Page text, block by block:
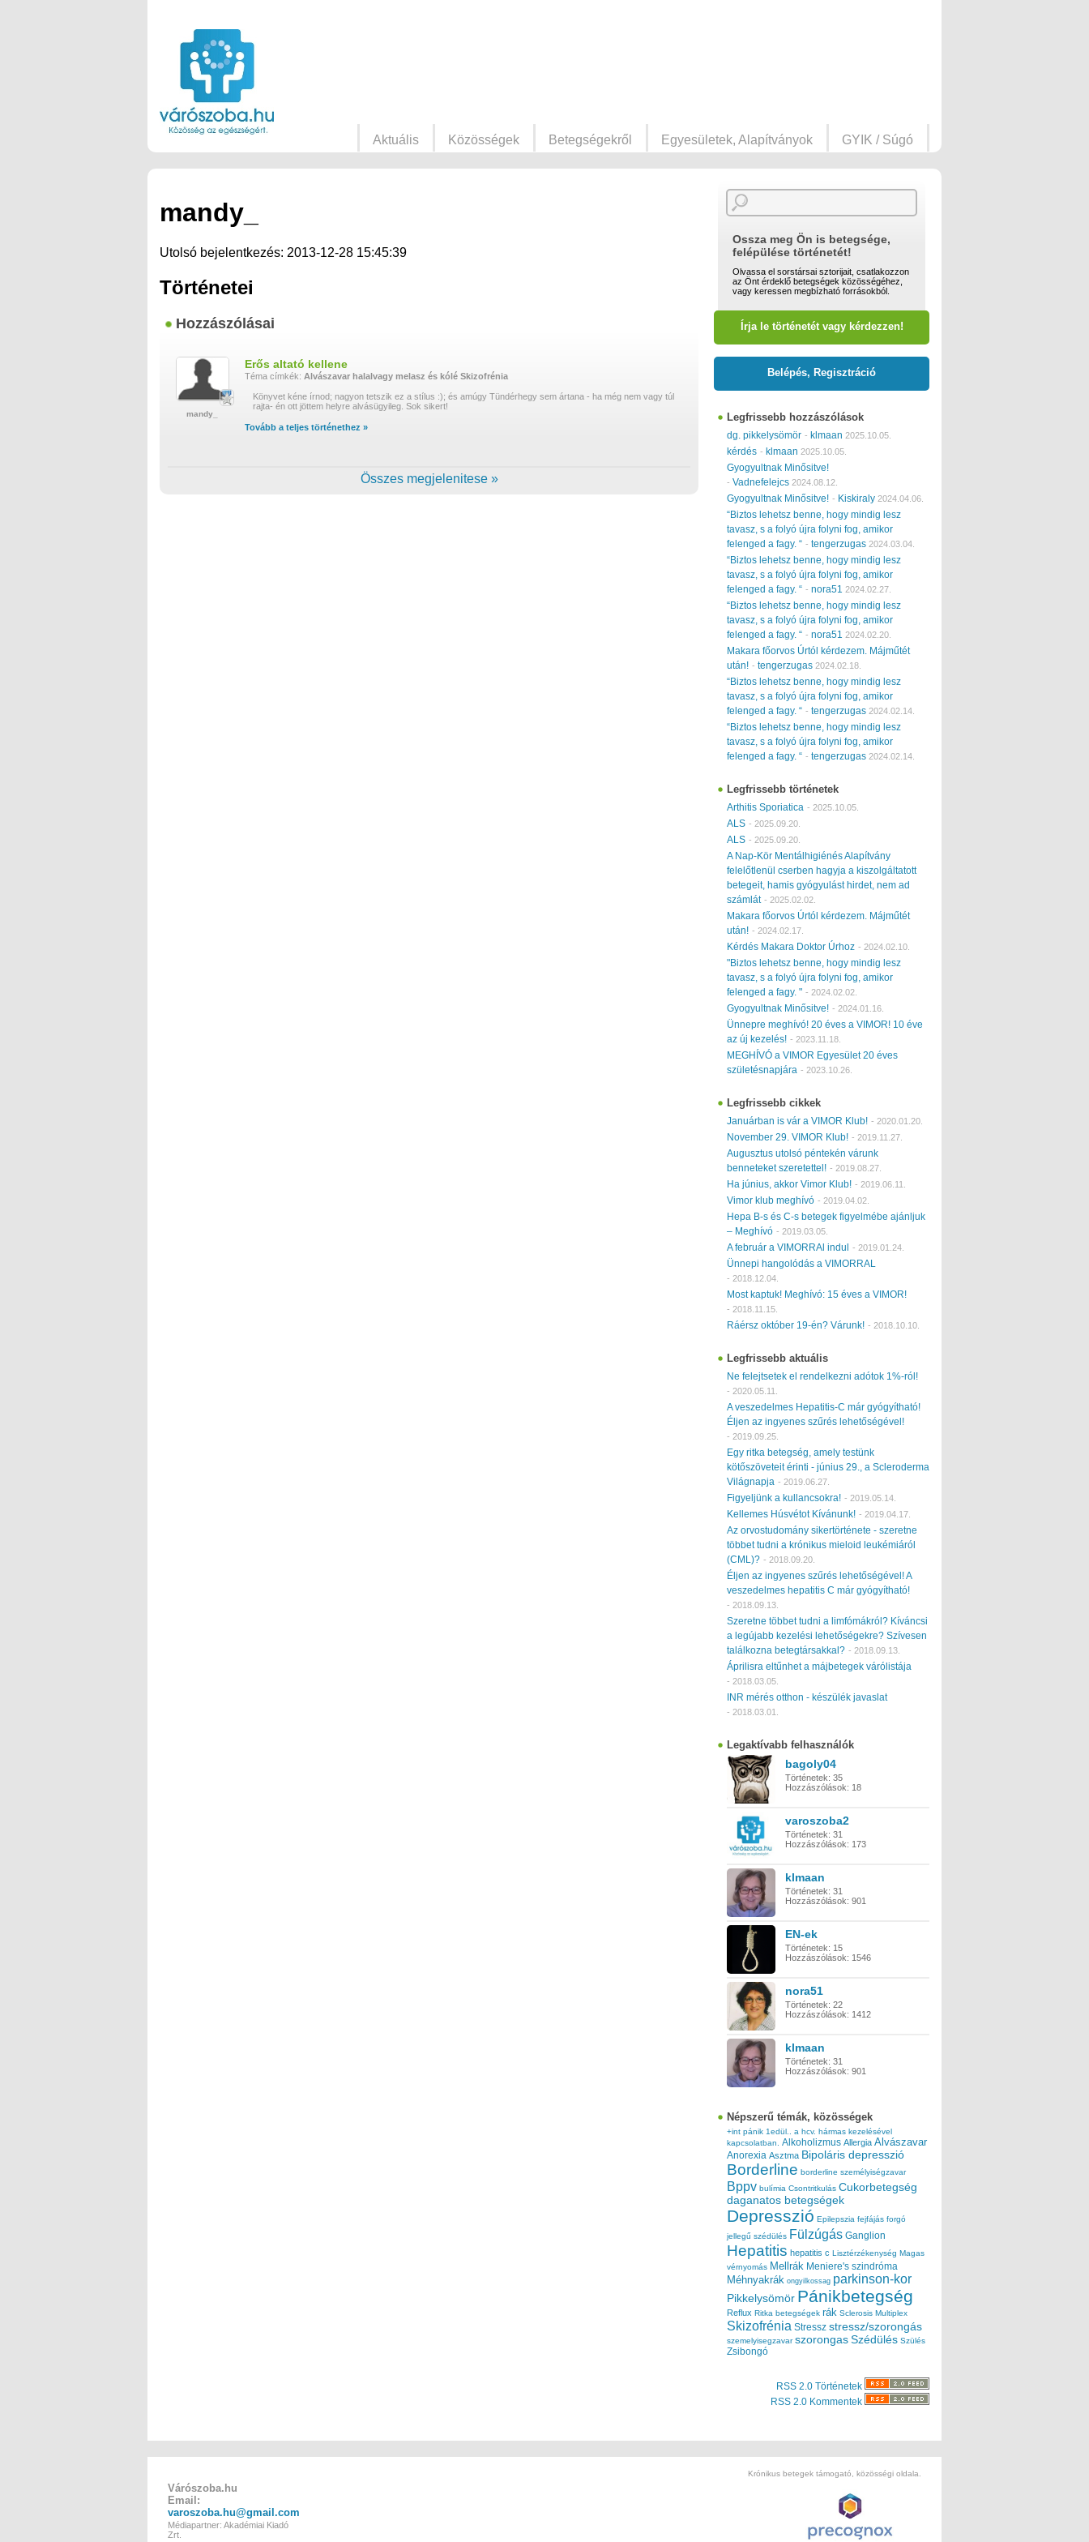
Aktuális Közösségek Betegségekről Egyesületek, Alapítványok GYIK / Súgó
mandy_
Utolsó bejelentkezés: 2013-12-28 15:45:39
Történetei
Hozzászólásai
mandy_
Erős altató kellene
Téma címkék: Alvászavar halalvagy melasz és kólé Skizofrénia
Könyvet kéne írnod; nagyon tetszik ez a stílus :); és amúgy Tündérhegy sem ártana - ha még nem vagy túl
rajta- én ott jöttem helyre alvásügyileg. Sok sikert!
Tovább a teljes történethez »
Összes megjelenitese »
Ossza meg Ön is betegsége,
felépülése történetét!
Olvassa el sorstársai sztorijait, csatlakozzon
az Önt érdeklő betegségek közösségéhez,
vagy keressen megbízható forrásokból.
Írja le történetét vagy kérdezzen!
Belépés, Regisztráció
Legfrissebb hozzászólások
dg. pikkelysömör - klmaan 2025.10.05.
kérdés - klmaan 2025.10.05.
Gyogyultnak Minősitve!
- Vadnefelejcs 2024.08.12.
Gyogyultnak Minősitve! - Kiskiraly 2024.04.06.
“Biztos lehetsz benne, hogy mindig lesz
tavasz, s a folyó újra folyni fog, amikor
felenged a fagy. “ - tengerzugas 2024.03.04.
“Biztos lehetsz benne, hogy mindig lesz
tavasz, s a folyó újra folyni fog, amikor
felenged a fagy. “ - nora51 2024.02.27.
“Biztos lehetsz benne, hogy mindig lesz
tavasz, s a folyó újra folyni fog, amikor
felenged a fagy. “ - nora51 2024.02.20.
Makara főorvos Úrtól kérdezem. Májműtét
után! - tengerzugas 2024.02.18.
“Biztos lehetsz benne, hogy mindig lesz
tavasz, s a folyó újra folyni fog, amikor
felenged a fagy. “ - tengerzugas 2024.02.14.
“Biztos lehetsz benne, hogy mindig lesz
tavasz, s a folyó újra folyni fog, amikor
felenged a fagy. “ - tengerzugas 2024.02.14.
Legfrissebb történetek
Arthitis Sporiatica - 2025.10.05.
ALS - 2025.09.20.
ALS - 2025.09.20.
A Nap-Kör Mentálhigiénés Alapítvány
felelőtlenül cserben hagyja a kiszolgáltatott
betegeit, hamis gyógyulást hirdet, nem ad
számlát - 2025.02.02.
Makara főorvos Úrtól kérdezem. Májműtét
után! - 2024.02.17.
Kérdés Makara Doktor Úrhoz - 2024.02.10.
"Biztos lehetsz benne, hogy mindig lesz
tavasz, s a folyó újra folyni fog, amikor
felenged a fagy. " - 2024.02.02.
Gyogyultnak Minősitve! - 2024.01.16.
Ünnepre meghívó! 20 éves a VIMOR! 10 éve
az új kezelés! - 2023.11.18.
MEGHÍVÓ a VIMOR Egyesület 20 éves
születésnapjára - 2023.10.26.
Legfrissebb cikkek
Januárban is vár a VIMOR Klub! - 2020.01.20.
November 29. VIMOR Klub! - 2019.11.27.
Augusztus utolsó péntekén várunk
benneteket szeretettel! - 2019.08.27.
Ha június, akkor Vimor Klub! - 2019.06.11.
Vimor klub meghívó - 2019.04.02.
Hepa B-s és C-s betegek figyelmébe ajánljuk
– Meghívó - 2019.03.05.
A február a VIMORRAl indul - 2019.01.24.
Ünnepi hangolódás a VIMORRAL
- 2018.12.04.
Most kaptuk! Meghívó: 15 éves a VIMOR!
- 2018.11.15.
Ráérsz október 19-én? Várunk! - 2018.10.10.
Legfrissebb aktuális
Ne felejtsetek el rendelkezni adótok 1%-ról!
- 2020.05.11.
A veszedelmes Hepatitis-C már gyógyítható!
Éljen az ingyenes szűrés lehetőségével!
- 2019.09.25.
Egy ritka betegség, amely testünk
kötőszöveteit érinti - június 29., a Scleroderma
Világnapja - 2019.06.27.
Figyeljünk a kullancsokra! - 2019.05.14.
Kellemes Húsvétot Kívánunk! - 2019.04.17.
Az orvostudomány sikertörténete - szeretne
többet tudni a krónikus mieloid leukémiáról
(CML)? - 2018.09.20.
Éljen az ingyenes szűrés lehetőségével! A
veszedelmes hepatitis C már gyógyítható!
- 2018.09.13.
Szeretne többet tudni a limfómákról? Kíváncsi
a legújabb kezelési lehetőségekre? Szívesen
találkozna betegtársakkal? - 2018.09.13.
Áprilisra eltűnhet a májbetegek várólistája
- 2018.03.05.
INR mérés otthon - készülék javaslat
- 2018.03.01.
Legaktívabb felhasználók
bagoly04
Történetek: 35
Hozzászólások: 18
varoszoba2
Történetek: 31
Hozzászólások: 173
klmaan
Történetek: 31
Hozzászólások: 901
EN-ek
Történetek: 15
Hozzászólások: 1546
nora51
Történetek: 22
Hozzászólások: 1412
klmaan
Történetek: 31
Hozzászólások: 901
Népszerű témák, közösségek
+int pánik 1edül..
a hcv. hármas kezelésével
kapcsolatban.
Alkoholizmus Allergia Alvászavar
Anorexia Asztma Bipoláris depresszió
Borderline borderline személyiségzavar
Bppv bulímia Csontritkulás Cukorbetegség
daganatos betegségek
Depresszió Epilepszia fejfájás forgó
jellegű szédülés Fülzúgás Ganglion
Hepatitis hepatitis c Lisztérzékenység Magas
vérnyomás Mellrák Meniere's szindróma
Méhnyakrák ongyilkossag parkinson-kor
Pikkelysömör Pánikbetegség
Reflux Ritka betegségek rák Sclerosis Multiplex
Skizofrénia Stressz stressz/szorongás
szemelyisegzavar szorongas Szédülés Szülés
Zsibongó
RSS 2.0 Történetek
RSS 2.0 Kommentek
Várószoba.hu
Email:
varoszoba.hu@gmail.com
Médiapartner: Akadémiai Kiadó
Zrt.
Krónikus betegek támogató, közösségi oldala.